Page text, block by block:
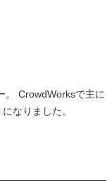
。 CrowdWorksで主に
なりました。